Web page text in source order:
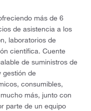
más de 6
de asistencia a los
laboratorios de
científica. Cuente
de suministros de
gestión de
consumibles,
más, junto con
parte de un equipo